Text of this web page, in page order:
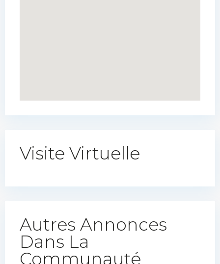
Visite Virtuelle
Autres Annonces
Dans La
Communauté​